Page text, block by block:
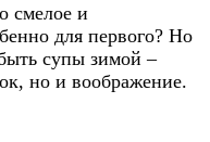
смелое и
для первого? Но
супы зимой –
но и воображение.